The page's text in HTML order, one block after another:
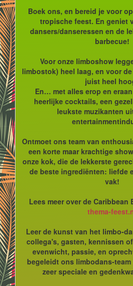
Boek ons, en bereid je voor
tropische feest. En geniet
dansers/danseressen en de
barbecue!
Voor onze limboshow
limbostok) heel laag, en voor
juist heel
En… met alles erop en
heerlijke cocktails, een
leukste muzikanten
Ontmoet ons team van
een korte maar krachtige
onze kok, die de lekkerste
de beste ingrediënten: liefde
vak!
Lees meer over de Caribbean
thema-
Leer de kunst van het limbo-
collega's, gasten, kennissen
evenwicht, passie, en
begeleidt ons limbodans-
zeer speciale en